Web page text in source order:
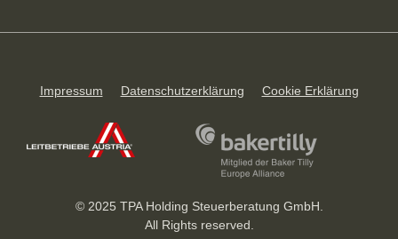
Impressum Datenschutzerklärung Cookie Erklärung
© 2025 TPA Holding Steuerberatung GmbH.
All Rights reserved.